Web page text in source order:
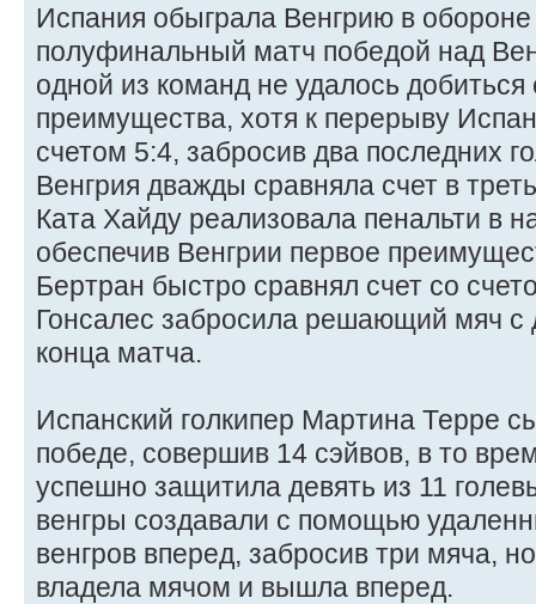
Испания обыграла Венгрию в
полуфинальный матч победой над
одной из команд не удалось добиться
преимущества, хотя к перерыву
счетом 5:4, забросив два последних
Венгрия дважды сравняла счет в
Ката Хайду реализовала пенальти в
обеспечив Венгрии первое
Бертран быстро сравнял счет со
Гонсалес забросила решающий мяч с
конца матча.
Испанский голкипер Мартина Терре
победе, совершив 14 сэйвов, в то
успешно защитила девять из 11
венгры создавали с помощью
венгров вперед, забросив три мяча,
владела мячом и вышла вперед.